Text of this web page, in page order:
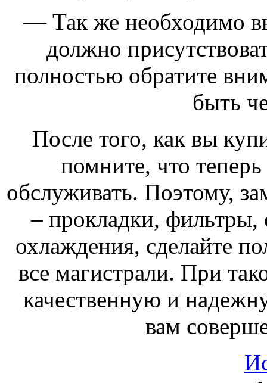
— Так же необходимо
должно
полностью обратите
быть
После того, как вы
помните, что
обслуживать. Поэтому,
– прокладки, фильтры,
охлаждения, сделайте
все магистрали. При
качественную и
вам